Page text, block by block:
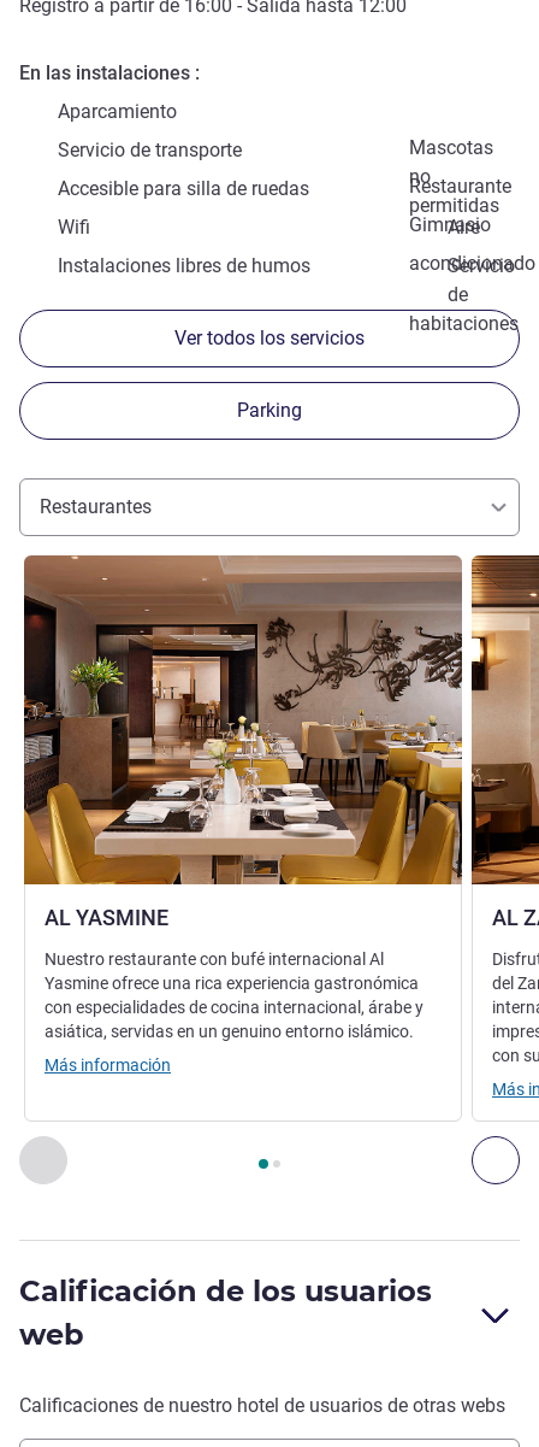
Registro a partir de 16:00 - Salida hasta 12:00
En las instalaciones
Aparcamiento
Mascotas
no
permitidas
Servicio de transporte
Restaurante
Accesible para silla de ruedas
Gimnasio
Wifi
Aire
acondicionado
Instalaciones libres de humos
Servicio
de
habitaciones
Ver todos los servicios
Parking
Restaurantes
Anterior - Restaurante
Página , Restaurante 1 : AL YASMINE , Restaurante 2 :
AL YASMINE
Más información
Nuestro restaurante con bufé internacional Al
Yasmine ofrece una rica experiencia gastronómica
con especialidades de cocina internacional, árabe y
asiática, servidas en un genuino entorno islámico.
Más información
AL
Más
del
con
Más
Calificación de los usuarios
web
Calificaciones de nuestro hotel de usuarios de otras webs